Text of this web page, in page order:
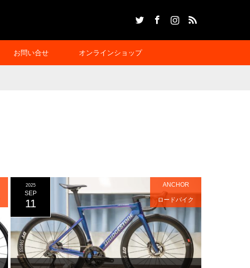
お問い合せ オンラインショップ
2025
SEP
11
ANCHOR
ロードバイク